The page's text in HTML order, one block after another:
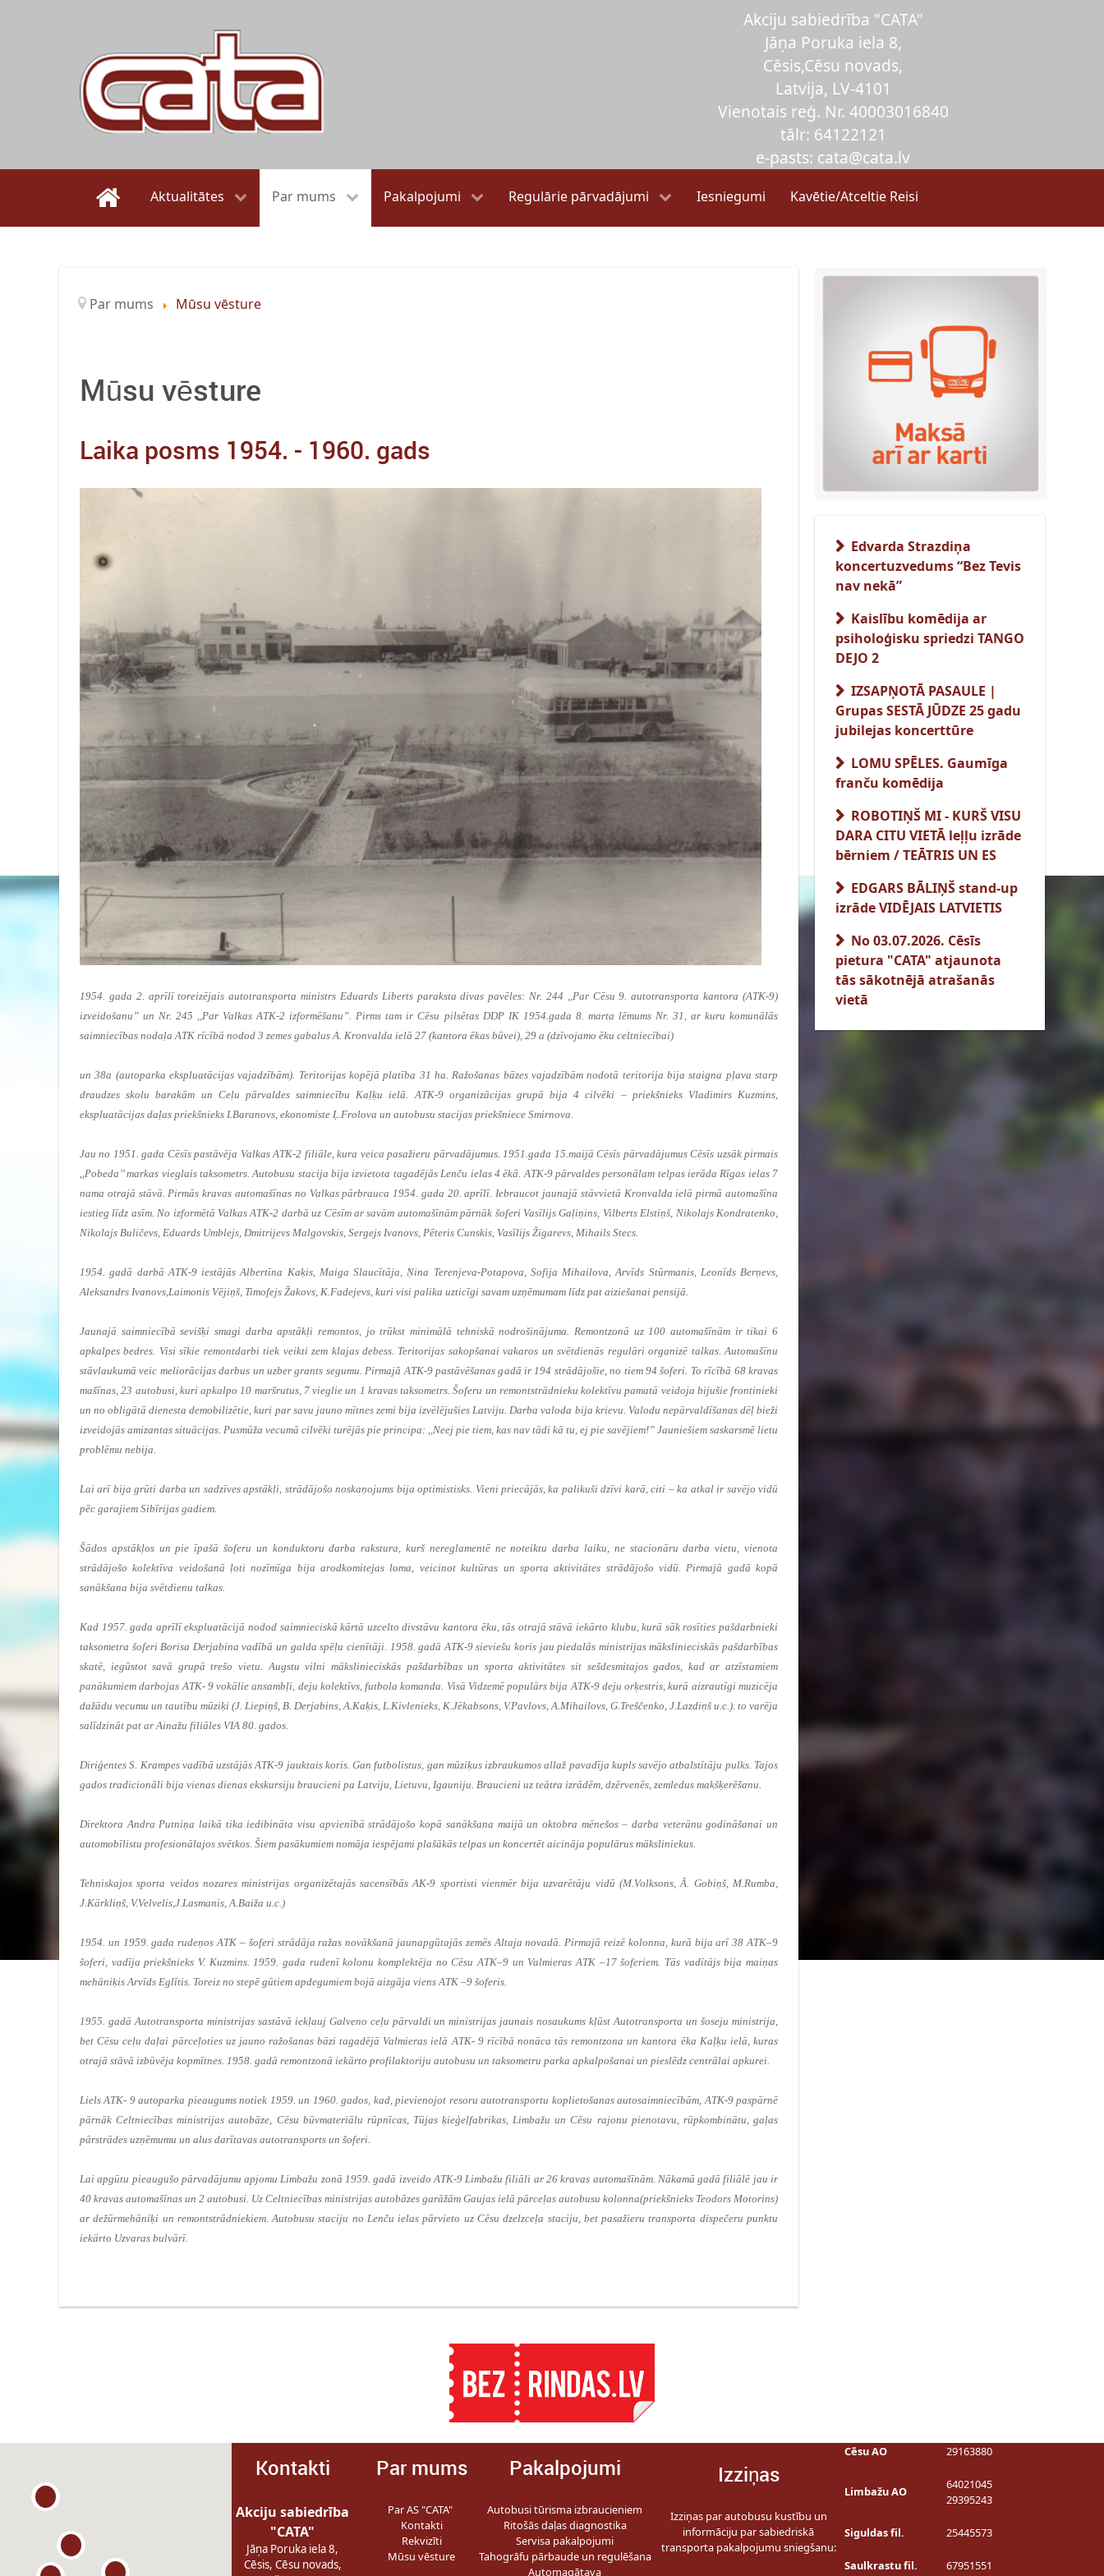
Akciju sabiedrība "CATA"
Jāņa Poruka iela 8,
Cēsis,Cēsu novads,
Latvija, LV-4101
Vienotais reģ. Nr. 40003016840
tālr: 64122121
e-pasts: cata@cata.lv
Aktualitātes Par mums Pakalpojumi Regulārie pārvadājumi Iesniegumi Kavētie/Atceltie Reisi
Par mums Mūsu vēsture
Mūsu vēsture
Laika posms 1954. - 1960. gads
1954. gada 2. aprīlī toreizējais autotransporta ministrs Eduards Liberts paraksta divas pavēles: Nr. 244 ,,Par Cēsu 9. autotransporta kantora (ATK-9)
izveidošanu” un Nr. 245 ,,Par Valkas ATK-2 izformēšanu”. Pirms tam ir Cēsu pilsētas DDP IK 1954.gada 8. marta lēmums Nr. 31, ar kuru komunālās
saimniecības nodaļa ATK rīcībā nodod 3 zemes gabalus A. Kronvalda ielā 27 (kantora ēkas būvei), 29 a (dzīvojamo ēku celtniecībai)
un 38a (autoparka ekspluatācijas vajadzībām). Teritorijas kopējā platība 31 ha. Ražošanas bāzes vajadzībām nodotā teritorija bija staigna pļava starp
draudzes skolu barakām un Ceļu pārvaldes saimniecību Kaļķu ielā. ATK-9 organizācijas grupā bija 4 cilvēki – priekšnieks Vladimirs Kuzmins,
ekspluatācijas daļas priekšnieks I.Baranovs, ekonomiste Ļ.Frolova un autobusu stacijas priekšniece Smirnova.
Jau no 1951. gada Cēsīs pastāvēja Valkas ATK-2 filiāle, kura veica pasažieru pārvadājumus. 1951.gada 15.maijā Cēsīs pārvadājumus Cēsīs uzsāk pirmais
,,Pobeda’’ markas vieglais taksometrs. Autobusu stacija bija izvietota tagadējās Lenču ielas 4 ēkā. ATK-9 pārvaldes personālam telpas ierāda Rīgas ielas 7
nama otrajā stāvā. Pirmās kravas automašīnas no Valkas pārbrauca 1954. gada 20. aprīlī. Iebraucot jaunajā stāvvietā Kronvalda ielā pirmā automašīna
iestieg līdz asīm. No izformētā Valkas ATK-2 darbā uz Cēsīm ar savām automašīnām pārnāk šoferi Vasīlijs Gaļiņins, Vilberts Elstiņš, Nikolajs Kondratenko,
Nikolajs Buličevs, Eduards Umblejs, Dmitrijevs Malgovskis, Sergejs Ivanovs, Pēteris Cunskis, Vasīlijs Žigarevs, Mihails Stecs.
1954. gadā darbā ATK-9 iestājās Albertīna Kaķis, Maiga Slaucītāja, Ņina Terenjeva-Potapova, Sofija Mihailova, Arvīds Stūrmanis, Leonīds Berņevs,
Aleksandrs Ivanovs,Laimonis Vējiņš, Timofejs Žakovs, K.Fadejevs, kuri visi palika uzticīgi savam uzņēmumam līdz pat aiziešanai pensijā.
Jaunajā saimniecībā sevišķi smagi darba apstākļi remontos, jo trūkst minimālā tehniskā nodrošinājuma. Remontzonā uz 100 automašīnām ir tikai 6
apkalpes bedres. Visi sīkie remontdarbi tiek veikti zem klajas debess. Teritorijas sakopšanai vakaros un svētdienās regulāri organizē talkas. Automašīnu
stāvlaukumā veic meliorācijas darbus un uzber grants segumu. Pirmajā ATK-9 pastāvēšanas gadā ir 194 strādājošie, no tiem 94 šoferi. To rīcībā 68 kravas
mašīnas, 23 autobusi, kuri apkalpo 10 maršrutus, 7 vieglie un 1 kravas taksometrs. Šoferu un remontstrādnieku kolektīvu pamatā veidoja bijušie frontinieki
un no obligātā dienesta demobilizētie, kuri par savu jauno mītnes zemi bija izvēlējušies Latviju. Darba valoda bija krievu. Valodu nepārvaldīšanas dēļ bieži
izveidojās amizantas situācijas. Pusmūža vecumā cilvēki turējās pie principa: ,,Neej pie tiem, kas nav tādi kā tu, ej pie savējiem!” Jauniešiem saskarsmē lietu
problēmu nebija.
Lai arī bija grūti darba un sadzīves apstākļi, strādājošo noskaņojums bija optimistisks. Vieni priecājās, ka palikuši dzīvi karā, citi – ka atkal ir savējo vidū
pēc garajiem Sibīrijas gadiem.
Šādos apstākļos un pie īpašā šoferu un konduktoru darba rakstura, kurš nereglamentē ne noteiktu darba laiku, ne stacionāru darba vietu, vienota
strādājošo kolektīva veidošanā ļoti nozīmīga bija arodkomitejas loma, veicinot kultūras un sporta aktivitātes strādājošo vidū. Pirmajā gadā kopā
sanākšana bija svētdienu talkas.
Kad 1957. gada aprīlī ekspluatācijā nodod saimnieciskā kārtā uzcelto divstāvu kantora ēku, tās otrajā stāvā iekārto klubu, kurā sāk rosīties pašdarbnieki
taksometra šoferi Borisa Derjabina vadībā un galda spēļu cienītāji. 1958. gadā ATK-9 sieviešu koris jau piedalās ministrijas mākslinieciskās pašdarbības
skatē, iegūstot savā grupā trešo vietu. Augstu vilni mākslinieciskās pašdarbības un sporta aktivitātes sit sešdesmitajos gados, kad ar atzīstamiem
panākumiem darbojas ATK- 9 vokālie ansambļi, deju kolektīvs, futbola komanda. Visā Vidzemē populārs bija ATK-9 deju orķestris, kurā aizrautīgi muzicēja
dažādu vecumu un tautību mūziķi (J. Liepiņš, B. Derjabins, A.Kaķis, L.Kivlenieks, K.Jēkabsons, V.Pavlovs, A.Mihailovs, G.Treščenko, J.Lazdiņš u.c.). to varēja
salīdzināt pat ar Ainažu filiāles VIA 80. gados.
Diriģentes S. Krampes vadībā uzstājās ATK-9 jauktais koris. Gan futbolistus, gan mūziķus izbraukumos allaž pavadīja kupls savējo atbalstītāju pulks. Tajos
gados tradicionāli bija vienas dienas ekskursiju braucieni pa Latviju, Lietuvu, Igauniju. Braucieni uz teātra izrādēm, dzērvenēs, zemledus makšķerēšanu.
Direktora Andra Putniņa laikā tika iedibināta visu apvienībā strādājošo kopā sanākšana maijā un oktobra mēnešos – darba veterānu godināšanai un
automobīlistu profesionālajos svētkos. Šiem pasākumiem nomāja iespējami plašākās telpas un koncertēt aicināja populārus māksliniekus.
Tehniskajos sporta veidos nozares ministrijas organizētajās sacensībās AK-9 sportisti vienmēr bija uzvarētāju vidū (M.Volksons, Ā. Gobiņš, M.Rumba,
J.Kārkliņš, V.Velvelis,J.Lasmanis, A.Baiža u.c.)
1954. un 1959. gada rudeņos ATK – šoferi strādāja ražas novākšanā jaunapgūtajās zemēs Altaja novadā. Pirmajā reizē kolonna, kurā bija arī 38 ATK–9
šoferi, vadīja priekšnieks V. Kuzmins. 1959. gada rudenī kolonu komplektēja no Cēsu ATK–9 un Valmieras ATK –17 šoferiem. Tās vadītājs bija maiņas
mehāniķis Arvīds Eglītis. Toreiz no stepē gūtiem apdegumiem bojā aizgāja viens ATK –9 šoferis.
1955. gadā Autotransporta ministrijas sastāvā iekļauj Galveno ceļu pārvaldi un ministrijas jaunais nosaukums kļūst Autotransporta un šoseju ministrija,
bet Cēsu ceļu daļai pārceļoties uz jauno ražošanas bāzi tagadējā Valmieras ielā ATK- 9 rīcībā nonāca tās remontzona un kantora ēka Kaļķu ielā, kuras
otrajā stāvā izbūvēja kopmītnes. 1958. gadā remontzonā iekārto profilaktoriju autobusu un taksometru parka apkalpošanai un pieslēdz centrālai apkurei.
Liels ATK- 9 autoparka pieaugums notiek 1959. un 1960. gados, kad, pievienojot resoru autotransportu koplietošanas autosaimniecībām, ATK-9 paspārnē
pārnāk Celtniecības ministrijas autobāze, Cēsu būvmateriālu rūpnīcas, Tūjas ķieģeļfabrikas, Limbažu un Cēsu rajonu pienotavu, rūpkombinātu, gaļas
pārstrādes uzņēmumu un alus darītavas autotransports un šoferi.
Lai apgūtu pieaugušo pārvadājumu apjomu Limbažu zonā 1959. gadā izveido ATK-9 Limbažu filiāli ar 26 kravas automašīnām. Nākamā gadā filiālē jau ir
40 kravas automašīnas un 2 autobusi. Uz Celtniecības ministrijas autobāzes garāžām Gaujas ielā pārceļas autobusu kolonna(priekšnieks Teodors Motorins)
ar dežūrmehāniķi un remontstrādniekiem. Autobusu staciju no Lenču ielas pārvieto uz Cēsu dzelzceļa staciju, bet pasažieru transporta dispečeru punktu
iekārto Uzvaras bulvārī.
Edvarda Strazdiņa
koncertuzvedums “Bez Tevis
nav nekā”
Kaislību komēdija ar
psiholoģisku spriedzi TANGO
DEJO 2
IZSAPŅOTĀ PASAULE |
Grupas SESTĀ JŪDZE 25 gadu
jubilejas koncerttūre
LOMU SPĒLES. Gaumīga
franču komēdija
ROBOTIŅŠ MI - KURŠ VISU
DARA CITU VIETĀ leļļu izrāde
bērniem / TEĀTRIS UN ES
EDGARS BĀLIŅŠ stand-up
izrāde VIDĒJAIS LATVIETIS
No 03.07.2026. Cēsīs
pietura "CATA" atjaunota
tās sākotnējā atrašanās
vietā
Kontakti
Akciju sabiedrība
"CATA"
Jāņa Poruka iela 8,
Cēsis, Cēsu novads,
Par mums
Par AS "CATA"
Kontakti
Rekvizīti
Mūsu vēsture
Pakalpojumi
Autobusi tūrisma izbraucieniem
Ritošās daļas diagnostika
Servisa pakalpojumi
Tahogrāfu pārbaude un regulēšana
Automagātava
Izziņas
Izziņas par autobusu kustību un
informāciju par sabiedriskā
transporta pakalpojumu sniegšanu:
Cēsu AO 29163880
Limbažu AO
64021045
29395243
Siguldas fil. 25445573
Saulkrastu fil. 67951551